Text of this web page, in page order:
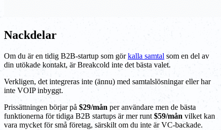
Nackdelar
Om du är en tidig B2B-startup som görkalla samtal som en del av
din utökade kontakt, är Breakcold inte det bästa valet.
Verkligen, det integreras inte (ännu) med samtalslösningar eller har
inte VOIP inbyggt.
Prissättningen börjar på $29/mån per användare men de bästa
funktionerna för tidiga B2B startups är mer runt $59/mån vilket kan
vara mycket för små företag, särskilt om du inte är VC-backade.